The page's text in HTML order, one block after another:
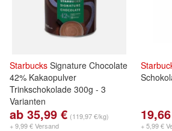
Starbucks Signature Chocolate
42% Kakaopulver
Trinkschokolade 300g - 3
Varianten
ab 35,99 € (119,97 €/kg)
+ 9,99 € Versand
+ 5,99 €